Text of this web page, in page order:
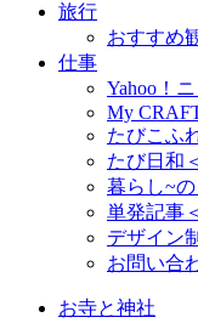
旅行
おすすめ
仕事
Yahoo！
My
たびこふ
たび日和
暮らし~
単発記事
デザイン
お問い合
お寺と神社